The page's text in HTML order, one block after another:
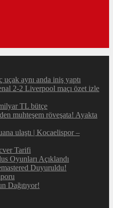
uçak aynı anda iniş yaptı
2-2 Liverpool maçı özet izle
TL bütçe
muhteşem röveşata! Ayakta
ulaştı | Kocaelispor –
Tarifi
Oyunları Açıklandı
Duyuruldu!
Dağıtıyor!